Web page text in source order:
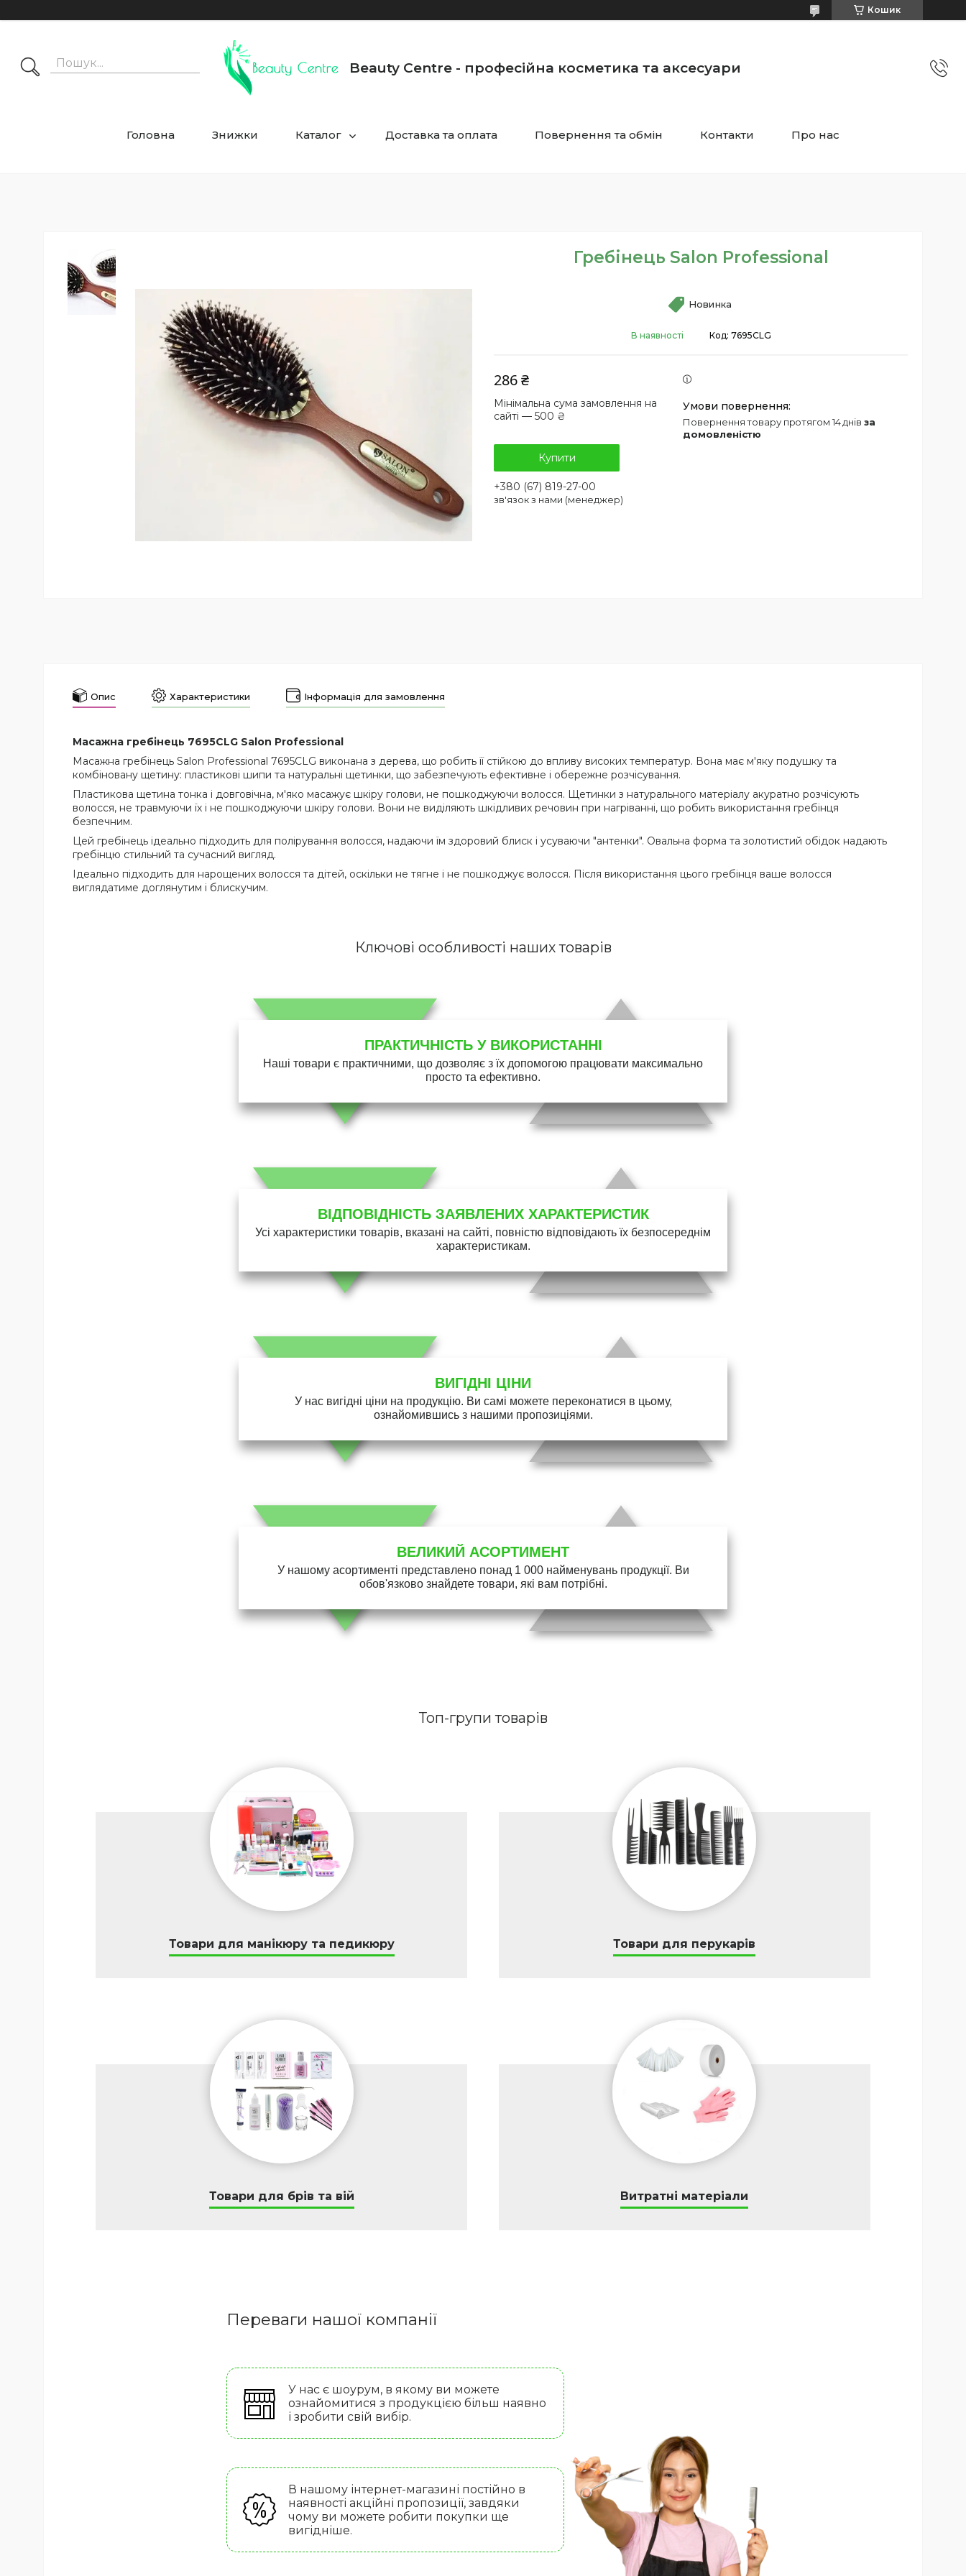
Кошик
Beauty Centre - професійна косметика та аксесуари
Головна Знижки Каталог Доставка та оплата Повернення та обмін Контакти Про нас
Гребінець Salon Professional
Новинка
В наявності Код: 7695CLG
286 ₴
Мінімальна сума замовлення на
сайті — 500 ₴
Купити
+380 (67) 819-27-00
зв'язок з нами (менеджер)
повернення товару протягом 14 днів за
домовленістю
Опис Характеристики Інформація для замовлення
Масажна гребінець 7695CLG Salon Professional
Масажна гребінець Salon Professional 7695CLG виконана з дерева, що робить її стійкою до впливу високих температур. Вона має м'яку подушку та
комбіновану щетину: пластикові шипи та натуральні щетинки, що забезпечують ефективне і обережне розчісування.
Пластикова щетина тонка і довговічна, м'яко масажує шкіру голови, не пошкоджуючи волосся. Щетинки з натурального матеріалу акуратно розчісують
волосся, не травмуючи їх і не пошкоджуючи шкіру голови. Вони не виділяють шкідливих речовин при нагріванні, що робить використання гребінця
безпечним.
Цей гребінець ідеально підходить для полірування волосся, надаючи їм здоровий блиск і усуваючи "антенки". Овальна форма та золотистий обідок надають
гребінцю стильний та сучасний вигляд.
Ідеально підходить для нарощених волосся та дітей, оскільки не тягне і не пошкоджує волосся. Після використання цього гребінця ваше волосся
виглядатиме доглянутим і блискучим.
Ключові особливості наших товарів
ПРАКТИЧНІСТЬ У ВИКОРИСТАННІ
Наші товари є практичними, що дозволяє з їх допомогою працювати максимально
просто та ефективно.
ВІДПОВІДНІСТЬ ЗАЯВЛЕНИХ ХАРАКТЕРИСТИК
Усі характеристики товарів, вказані на сайті, повністю відповідають їх безпосереднім
характеристикам.
ВИГІДНІ ЦІНИ
У нас вигідні ціни на продукцію. Ви самі можете переконатися в цьому,
ознайомившись з нашими пропозиціями.
ВЕЛИКИЙ АСОРТИМЕНТ
У нашому асортименті представлено понад 1 000 найменувань продукції. Ви
обов'язково знайдете товари, які вам потрібні.
Топ-групи товарів
Товари для манікюру та педикюру Товари для перукарів
Товари для брів та вій Витратні матеріали
Переваги нашої компанії
У нас є шоурум, в якому ви можете
ознайомитися з продукцією більш наявно
і зробити свій вибір.
В нашому інтернет-магазині постійно в
наявності акційні пропозиції, завдяки
чому ви можете робити покупки ще
вигідніше.